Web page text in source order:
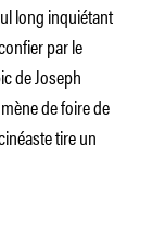
long inquiétant
par le
de Joseph
de foire de
tire un